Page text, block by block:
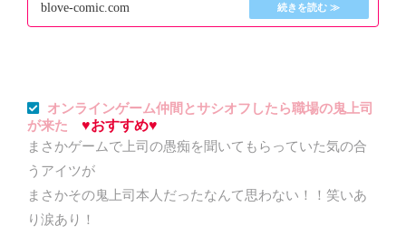
blove-comic.com
オンラインゲーム仲間とサシオフしたら職場の鬼上司
が来た
♥おすすめ♥
まさかゲームで上司の愚痴を聞いてもらっていた気の合
うアイツが
まさかその鬼上司本人だったなんて思わない！！笑いあ
り涙あり！